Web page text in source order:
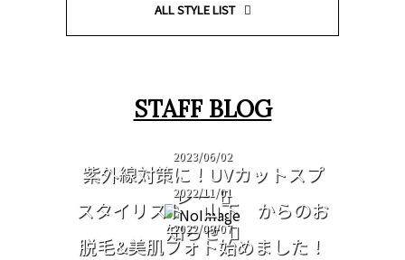
ALL STYLE LIST
STAFF BLOG
2023/06/02
紫外線対策に！UVカットスプ
レー
2022/11/01
スタイリスト 山下 からのお
知らせ
2022/09/07
脱毛&美肌フォト始めました！